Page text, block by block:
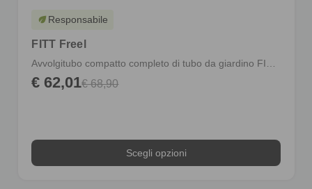
ecoResponsabile
FITT Freel
€ 62,01€ 68,90
Scegli opzioni